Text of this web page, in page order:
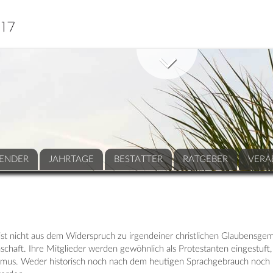
JAHRTAGE BESTATTER RATGEBER
nicht aus dem Widerspruch zu irgendeiner christlichen
Ihre Mitglieder werden gewöhnlich als Protestanten
Weder historisch noch nach dem heutigen Sprachgebrauch